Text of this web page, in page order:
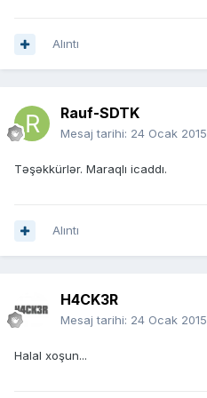
Alıntı
Rauf-SDTK
Mesaj tarihi: 24 Ocak 2015
Təşəkkürlər. Maraqlı icaddı.
Alıntı
H4CK3R
Mesaj tarihi: 24 Ocak 2015
Halal xoşun...